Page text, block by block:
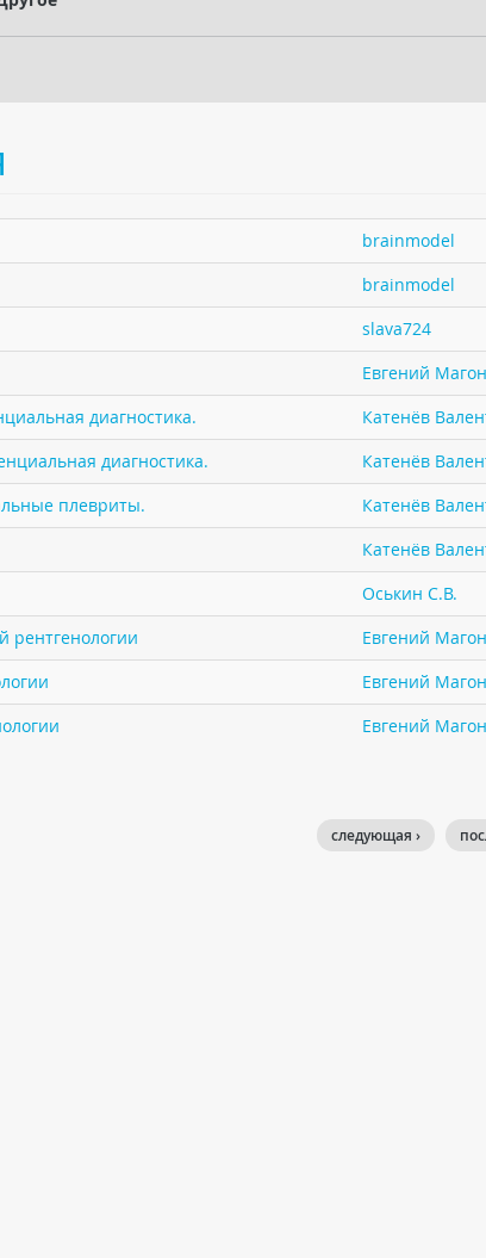
brainmodel
brainmodel
slava724
Евгений
диагностика.
Катенёв
диагностика.
Катенёв
плевриты.
Катенёв
Катенёв
Оськин С.В.
рентгенологии
Евгений
Евгений
Евгений
следующая ›